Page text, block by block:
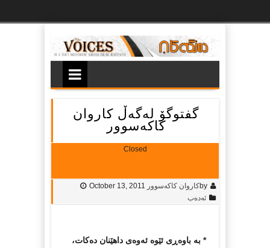
گفتوگۆ لەگەڵ کاروان
کاکەسوور
Closed
byکاروان کاکه‌سوور October 13, 2011
ئەدەب
* بە باوەڕی ئێوە ئەوەی داهێنان دەکات،